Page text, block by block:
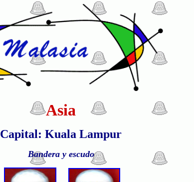
Asia
Capital: Kuala Lampur
Bandera y escudo